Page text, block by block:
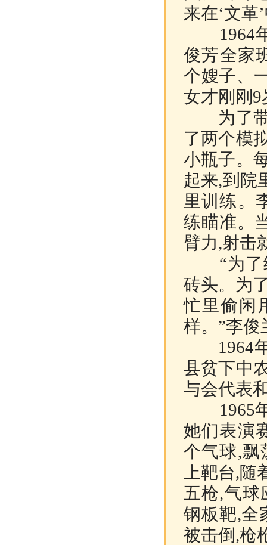
来在‘文革
1964年
俊芳全家
个嫂子、
女才刚刚9
为了带
了两个模
小瓶子。
起来,到院
里训练。
练瞄准。
臂力,射击
“为了练
砖头。为
忙里偷闲
样。”李俊
1964年
县贫下中
与会代表
1965年
她们表演
个气球,飘
上靶台,
五枪,气球
钢板靶,全
被击倒,